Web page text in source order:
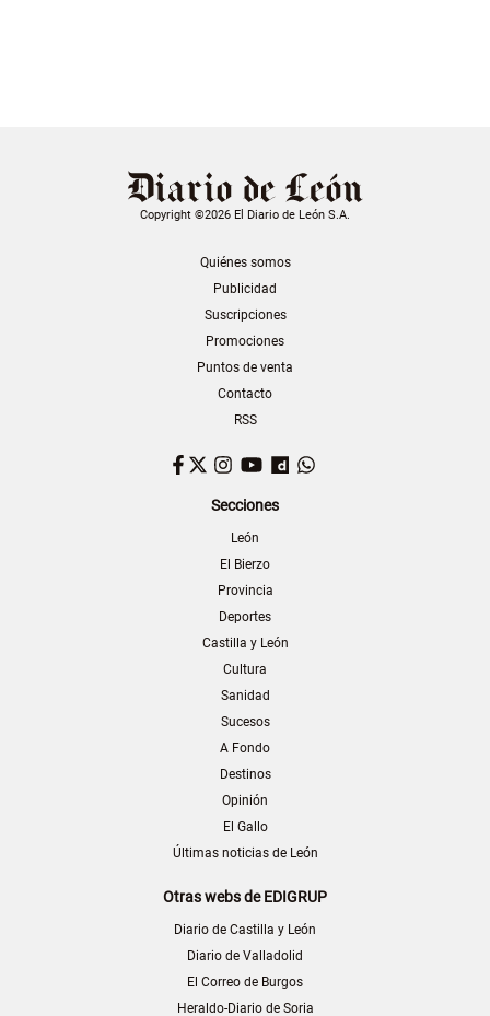
Copyright ©2026 El Diario de León S.A.
Quiénes somos
Publicidad
Suscripciones
Promociones
Puntos de venta
Contacto
RSS
Facebook
TwitterInstagram
YouTubeDailymotion
Secciones
León
El Bierzo
Provincia
Deportes
Castilla y León
Cultura
Sanidad
Sucesos
A Fondo
Destinos
Opinión
El Gallo
Últimas noticias de León
Otras webs de EDIGRUP
Diario de Castilla y León
Diario de Valladolid
El Correo de Burgos
Heraldo-Diario de Soria